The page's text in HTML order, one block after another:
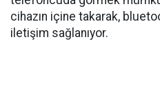
cihazın içine takarak,
iletişim sağlanıyor.